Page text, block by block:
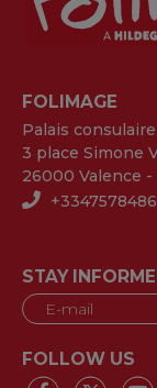
FOLIMAGE
Palais consulaire
3 place Simone
26000 Valence -
STAY
FOLLOW US